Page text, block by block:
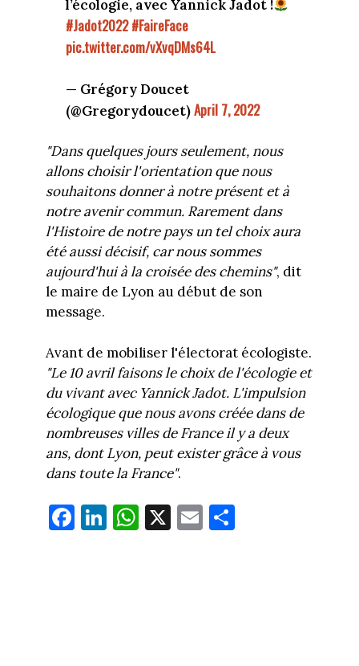
l’écologie, avec Yannick Jadot !
#Jadot2022 #FaireFace
pic.twitter.com/vXvqDMs64L
— Grégory Doucet
(@Gregorydoucet)April 7, 2022
"Dans quelques jours seulement, nous
allons choisir l'orientation que nous
souhaitons donner à notre présent et à
notre avenir commun. Rarement dans
l'Histoire de notre pays un tel choix aura
été aussi décisif, car nous sommes
aujourd'hui à la croisée des chemins", dit
le maire de Lyon au début de son
message.
Avant de mobiliser l'électorat écologiste.
"Le 10 avril faisons le choix de l'écologie et
du vivant avec Yannick Jadot. L'impulsion
écologique que nous avons créée dans de
nombreuses villes de France il y a deux
ans, dont Lyon, peut exister grâce à vous
dans toute la France".
Fa
ce
Li
nk
W
ha
X E
m
Pa